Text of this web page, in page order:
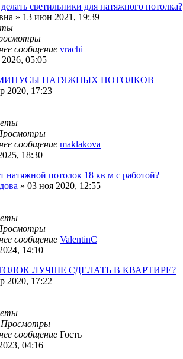
светильники для натяжного потолка?
» 13 июн 2021, 19:39
сообщение vrachi
05:05
НАТЯЖНЫХ ПОТОЛКОВ
2020, 17:23
сообщение maklakova
18:30
натяжной потолок 18 кв м с работой?
» 03 ноя 2020, 12:55
сообщение ValentinC
14:10
ЛУЧШЕ СДЕЛАТЬ В КВАРТИРЕ?
2020, 17:22
Просмотры
сообщение Гость
04:16